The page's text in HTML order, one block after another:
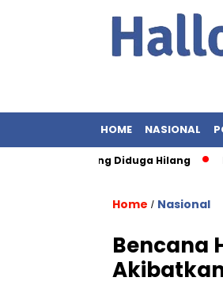
HOME NASIONAL
yang Diduga Hilang Bongkar
Home / Nasional
Bencana